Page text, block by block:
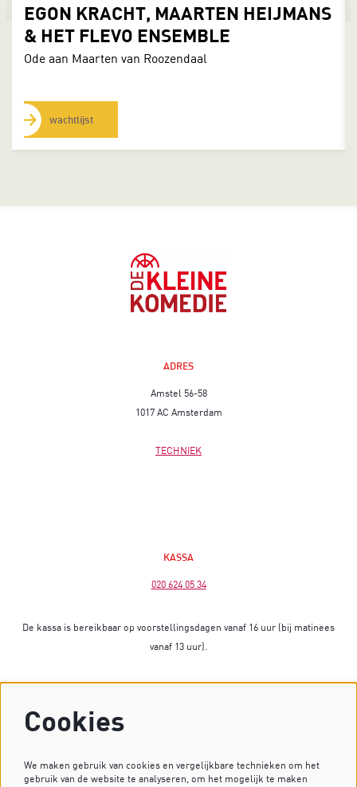
EGON KRACHT, MAARTEN HEIJMANS
& HET FLEVO ENSEMBLE
Ode aan Maarten van Roozendaal
wachtlijst
ADRES
Amstel 56-58
1017 AC Amsterdam
TECHNIEK
KASSA
020 624 05 34
De kassa is bereikbaar op voorstellingsdagen vanaf 16 uur (bij matinees
vanaf 13 uur).
Heb je vragen? Stuur dan een mailtje naar
Cookies
We maken gebruik van cookies en vergelijkbare technieken om het
gebruik van de website te analyseren, om het mogelijk te maken